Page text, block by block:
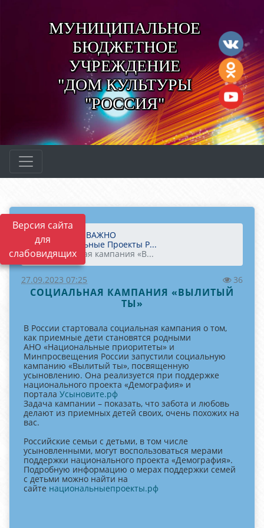
Версия сайта
для
слабовидящих
МУНИЦИПАЛЬНОЕ
БЮДЖЕТНОЕ
УЧРЕЖДЕНИЕ
"ДОМ КУЛЬТУРЫ
"РОССИЯ"
Главная
ВАЖНО
Национальные Проекты Р...
Социальная кампания «В...
27.09.2023 07:25 36
СОЦИАЛЬНАЯ КАМПАНИЯ «ВЫЛИТЫЙ
ТЫ»
В России стартовала социальная кампания о том,
как приемные дети становятся родными
АНО «Национальные приоритеты» и
Минпросвещения России запустили социальную
кампанию «Вылитый ты», посвященную
усыновлению. Она реализуется при поддержке
национального проекта «Демография» и
портала Усыновите.рф
Задача кампании – показать, что забота и любовь
делают из приемных детей своих, очень похожих на
вас.
Российские семьи с детьми, в том числе
усыновленными, могут воспользоваться мерами
поддержки национального проекта «Демография».
Подробную информацию о мерах поддержки семей
с детьми можно найти на
сайте национальныепроекты.рф